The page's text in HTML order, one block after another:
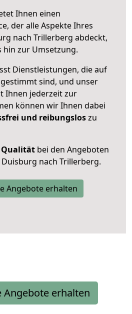
Ihnen einen
der alle Aspekte Ihres
nach Trillerberg abdeckt,
hin zur Umsetzung.
Dienstleistungen, die auf
sind, und unser
Ihnen jederzeit zur
können wir Ihnen dabei
und reibungsloszu
Qualität bei den Angeboten
nach Trillerberg.
Angebote erhalten
Angebote erhalten